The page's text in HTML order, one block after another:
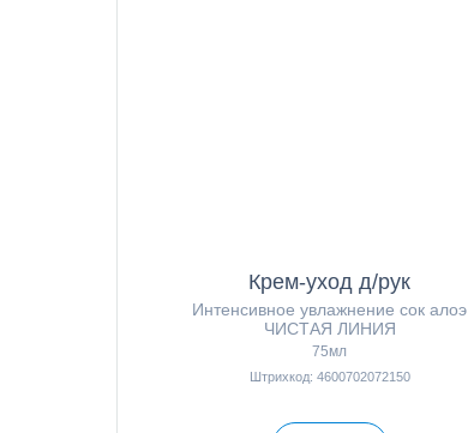
Крем-уход д/рук
Интенсивное увлажнение сок алоэ
ЧИСТАЯ ЛИНИЯ
75мл
Штрихкод: 4600702072150